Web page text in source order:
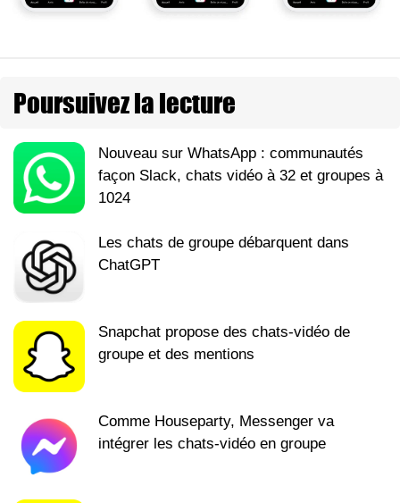
Poursuivez la lecture
Nouveau sur WhatsApp : communautés
façon Slack, chats vidéo à 32 et groupes à
1024
Les chats de groupe débarquent dans
ChatGPT
Snapchat propose des chats-vidéo de
groupe et des mentions
Comme Houseparty, Messenger va
intégrer les chats-vidéo en groupe